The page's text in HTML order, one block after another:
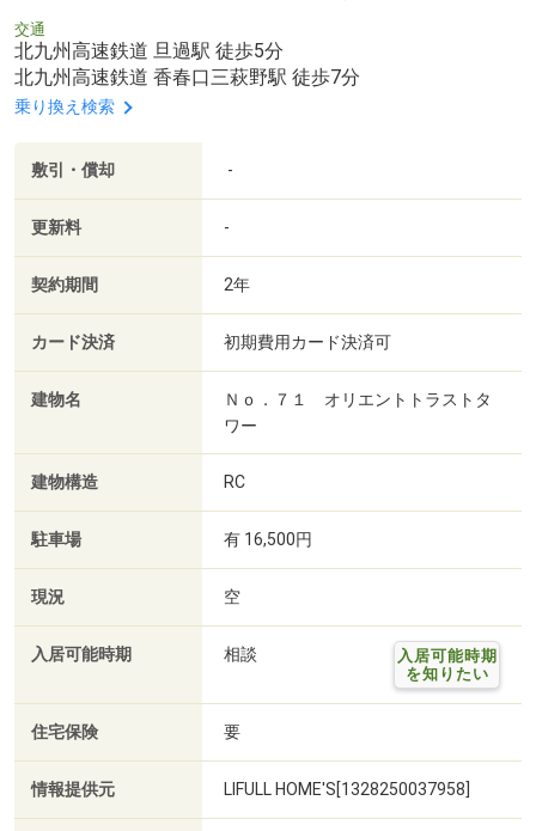
交通
北九州高速鉄道 旦過駅 徒歩5分
北九州高速鉄道 香春口三萩野駅 徒歩7分
乗り換え検索
敷引・償却 -
更新料 -
契約期間 2年
カード決済 初期費用カード決済可
建物名
Ｎｏ．７１ オリエントトラストタ
ワー
建物構造 RC
駐車場 有 16,500円
現況 空
入居可能時期 相談
入居可能時期
を知りたい
住宅保険 要
情報提供元 LIFULL HOME'S[1328250037958]